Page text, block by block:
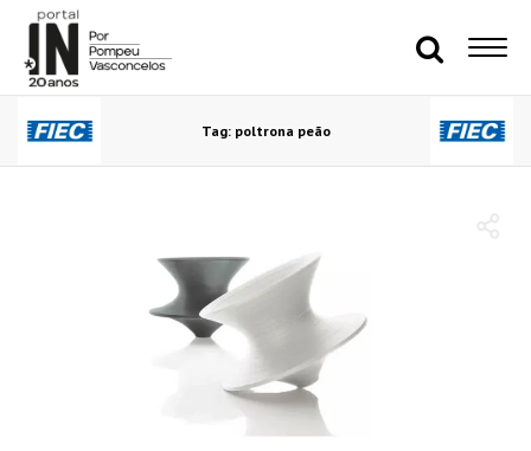
Tag: poltrona peão